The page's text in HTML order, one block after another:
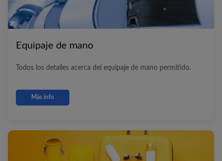
Equipaje de mano
Todos los detalles acerca del equipaje de mano permitido.
Más info